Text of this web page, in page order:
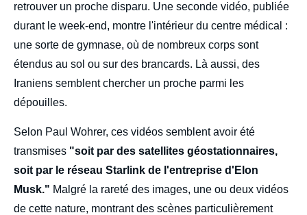
retrouver un proche disparu. Une seconde vidéo, publiée
durant le week-end, montre l'intérieur du centre médical :
une sorte de gymnase, où de nombreux corps sont
étendus au sol ou sur des brancards. Là aussi, des
Iraniens semblent chercher un proche parmi les
dépouilles.
Selon Paul Wohrer, ces vidéos semblent avoir été
transmises "soit par des satellites géostationnaires,
soit par le réseau Starlink de l'entreprise d'Elon
Musk." Malgré la rareté des images, une ou deux vidéos
de cette nature, montrant des scènes particulièrement